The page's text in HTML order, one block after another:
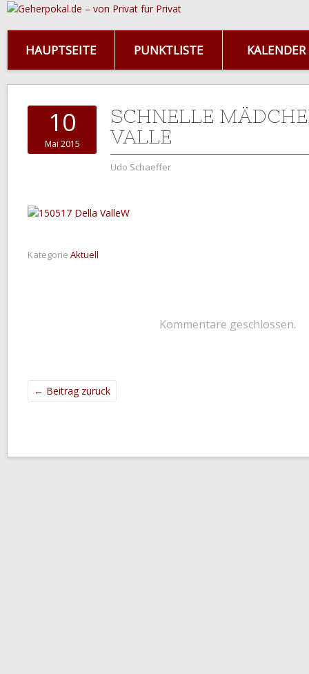
HAUPTSEITE PUNKTLISTE KALENDER
10
Mai 2015
SCHNELLE
VALLE
Udo Schaeffer
Kategorie Aktuell
Kommentare geschlossen.
← Beitrag zurück